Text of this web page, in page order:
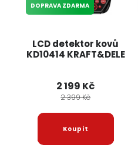
LCD detektor kovů
KD10414 KRAFT&DELE
DOPRAVA ZDARMA
2 199 Kč
2 399 Kč